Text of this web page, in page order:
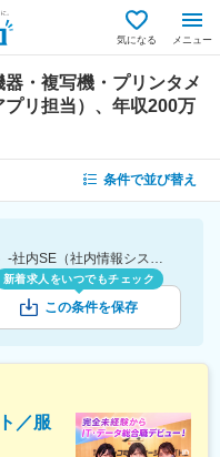
気になる メニュー
・複写機・プリンタメ
リ担当）、年収200万
条件で並び替え
[職種]システム開発・運用（アプリ担当）-社内SE（社内情報システム） [業種]家電・モバイル・ネットワーク機器・複写機・プリンタメーカー-メーカー（機械・電気）業界 [年収]200万円～
新着求人をいつでもチェック
この条件を保存
／服